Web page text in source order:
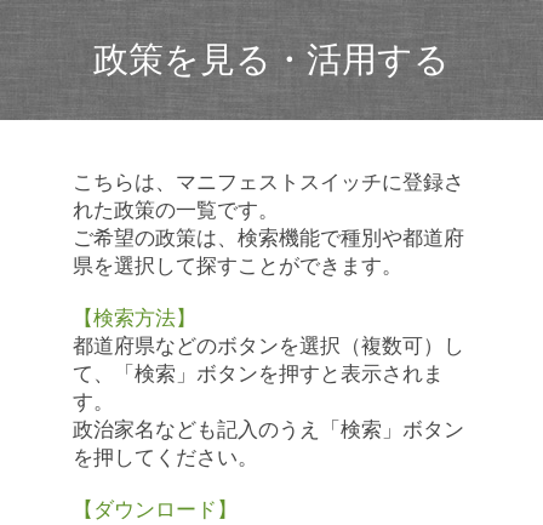
政策を見る・活用する
こちらは、マニフェストスイッチに登録さ
れた政策の一覧です。
ご希望の政策は、検索機能で種別や都道府
県を選択して探すことができます。
【検索方法】
都道府県などのボタンを選択（複数可）し
て、「検索」ボタンを押すと表示されま
す。
政治家名なども記入のうえ「検索」ボタン
を押してください。
【ダウンロード】